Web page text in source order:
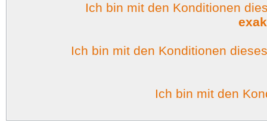
Ich bin mit den Konditionen
Ich bin mit den Konditionen
Ich bin mit den